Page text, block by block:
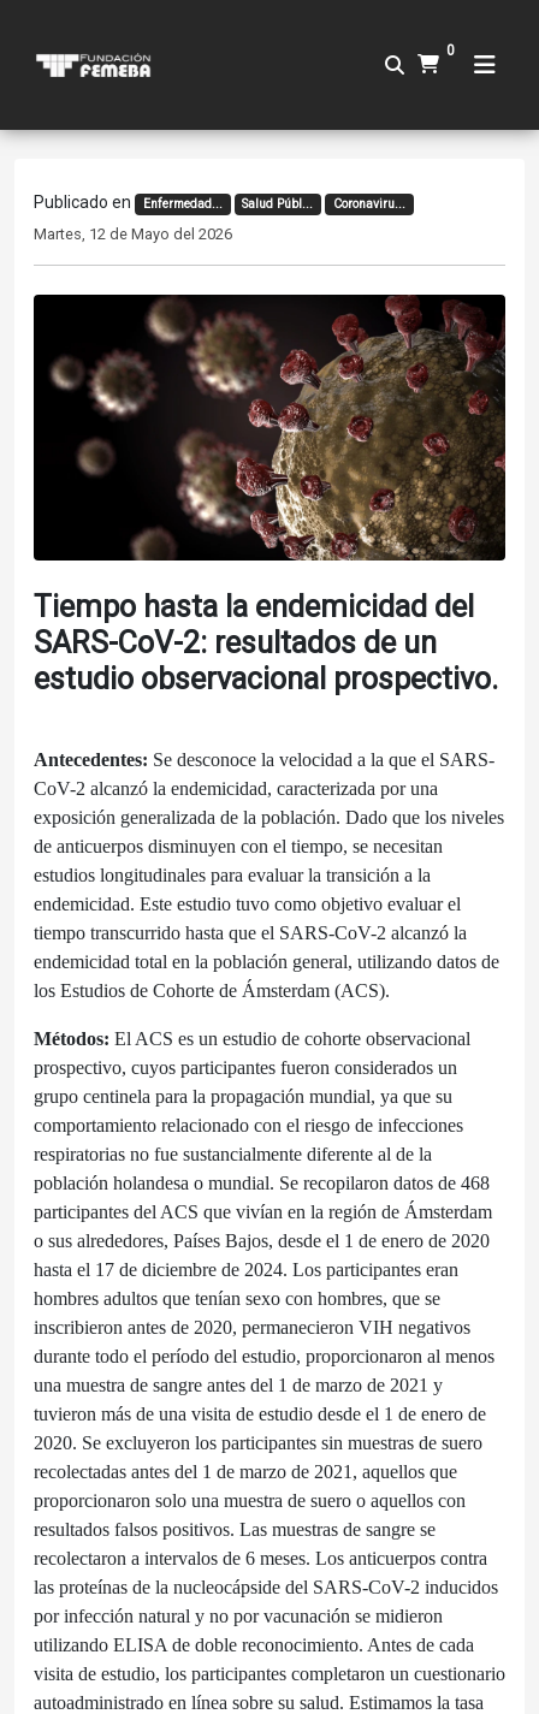
0
Publicado en Enfermedad... Salud Públ... Coronaviru...
Martes, 12 de Mayo del 2026
Tiempo hasta la endemicidad del
SARS-CoV-2: resultados de un
estudio observacional prospectivo.
Antecedentes: Se desconoce la velocidad a la que el SARS-
CoV-2 alcanzó la endemicidad, caracterizada por una
exposición generalizada de la población. Dado que los niveles
de anticuerpos disminuyen con el tiempo, se necesitan
estudios longitudinales para evaluar la transición a la
endemicidad. Este estudio tuvo como objetivo evaluar el
tiempo transcurrido hasta que el SARS-CoV-2 alcanzó la
endemicidad total en la población general, utilizando datos de
los Estudios de Cohorte de Ámsterdam (ACS).
Métodos: El ACS es un estudio de cohorte observacional
prospectivo, cuyos participantes fueron considerados un
grupo centinela para la propagación mundial, ya que su
comportamiento relacionado con el riesgo de infecciones
respiratorias no fue sustancialmente diferente al de la
población holandesa o mundial. Se recopilaron datos de 468
participantes del ACS que vivían en la región de Ámsterdam
o sus alrededores, Países Bajos, desde el 1 de enero de 2020
hasta el 17 de diciembre de 2024. Los participantes eran
hombres adultos que tenían sexo con hombres, que se
inscribieron antes de 2020, permanecieron VIH negativos
durante todo el período del estudio, proporcionaron al menos
una muestra de sangre antes del 1 de marzo de 2021 y
tuvieron más de una visita de estudio desde el 1 de enero de
2020. Se excluyeron los participantes sin muestras de suero
recolectadas antes del 1 de marzo de 2021, aquellos que
proporcionaron solo una muestra de suero o aquellos con
resultados falsos positivos. Las muestras de sangre se
recolectaron a intervalos de 6 meses. Los anticuerpos contra
las proteínas de la nucleocápside del SARS-CoV-2 inducidos
por infección natural y no por vacunación se midieron
utilizando ELISA de doble reconocimiento. Antes de cada
visita de estudio, los participantes completaron un cuestionario
autoadministrado en línea sobre su salud. Estimamos la tasa